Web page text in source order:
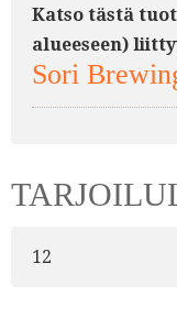
Katso tästä
alueeseen)
Sori
12